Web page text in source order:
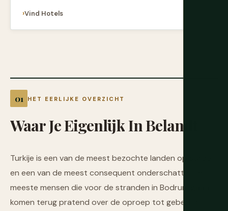
HET EERLIJKE OVERZICHT
WaarJeEigenlijkInBelandt
Turkije is een van de meest bezochte landen op aarde
en een van de meest consequent onderschatte. De
meeste mensen die voor de stranden in Bodrum gaan,
komen terug pratend over de oproep tot gebed die
Vind Hotels